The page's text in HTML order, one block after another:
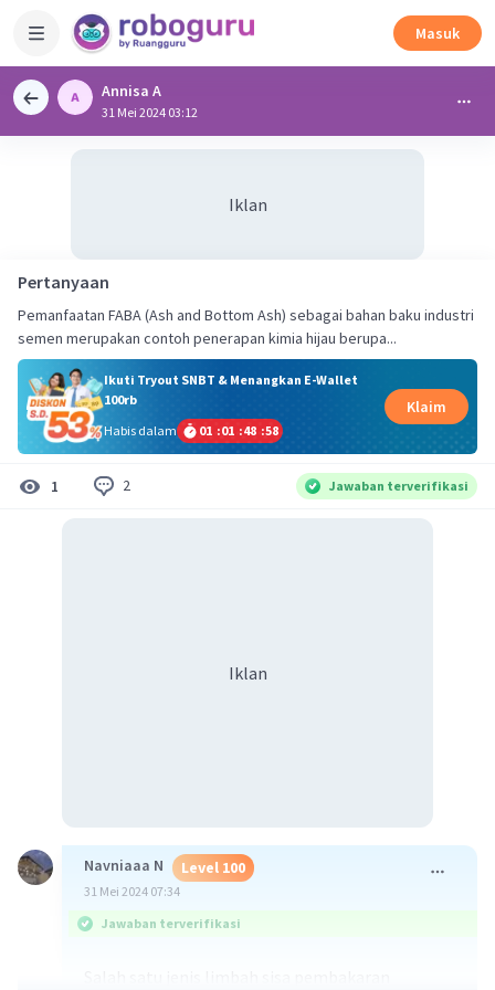
Masuk
Annisa A
31 Mei 2024 03:12
Iklan
Pertanyaan
Pemanfaatan FABA (Ash and Bottom Ash) sebagai bahan baku industri
semen merupakan contoh penerapan kimia hijau berupa...
Ikuti Tryout SNBT & Menangkan E-Wallet
100rb
Habis dalam
01 :01 :48 :58
Klaim
1 2 Jawaban terverifikasi
Iklan
Navniaaa N Level 100
31 Mei 2024 07:34
Jawaban terverifikasi